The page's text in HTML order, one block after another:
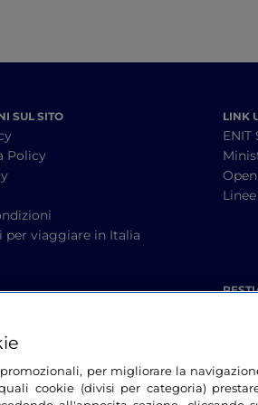
SUL SITO
Policy
per viaggiare in Italia
LINK
ENIT
per migliorare la
cookie (divisi per categoria)